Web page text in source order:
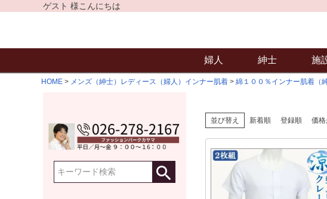
ゲスト 様こんにちは
婦人 紳士 施
HOME メンズ（紳士）レディース（婦人）インナー肌着 綿１００％インナー肌着（
並び替え 新着順 登録順 価